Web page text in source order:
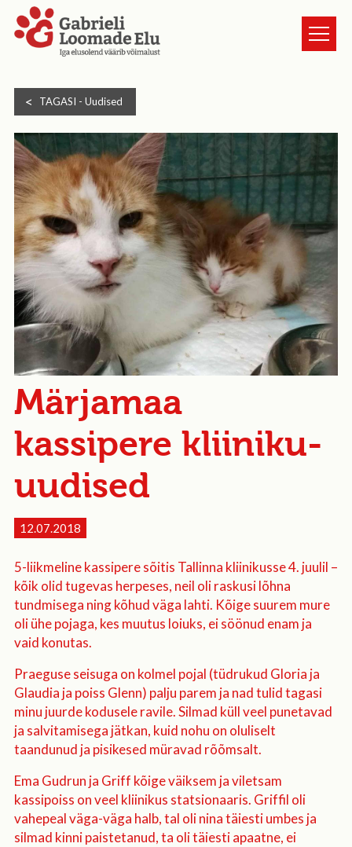
TURVAKODUST
LOOMAD
UUDISED
ANNETA
KASSI VÕTMINE
GALERII
HEA TEADA
TULE VABATAHTLIKUKS
KONTAKT
TAGASI - Uudised
Märjamaa
kassipere kliiniku-
uudised
12.07.2018
5-liikmeline kassipere sõitis Tallinna kliinikusse 4. juulil –
kõik olid tugevas herpeses, neil oli raskusi lõhna
tundmisega ning kõhud väga lahti. Kõige suurem mure
oli ühe pojaga, kes muutus loiuks, ei söönud enam ja
vaid konutas.
Praeguse seisuga on kolmel pojal (tüdrukud Gloria ja
Glaudia ja poiss Glenn) palju parem ja nad tulid tagasi
minu juurde kodusele ravile. Silmad küll veel punetavad
ja salvitamisega jätkan, kuid nohu on oluliselt
taandunud ja pisikesed müravad rõõmsalt.
Ema Gudrun ja Griff kõige väiksem ja viletsam
kassipoiss on veel kliinikus statsionaaris. Griffil oli
vahepeal väga-väga halb, tal oli nina täiesti umbes ja
silmad kinni paistetanud, ta oli täiesti apaatne, ei